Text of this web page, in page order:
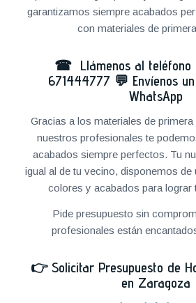
garantizamos siempre acabados
con materiales de
☎ Llámenos al teléfono
671444777 💬 Envíenos
WhatsApp
Gracias a los materiales de primera
nuestros profesionales te
acabados siempre perfectos. Tu
igual al de tu vecino, disponemos de
colores y acabados para lograr
Pide presupuesto sin
profesionales están
👉 Solicitar Presupuesto de
en Zaragoza